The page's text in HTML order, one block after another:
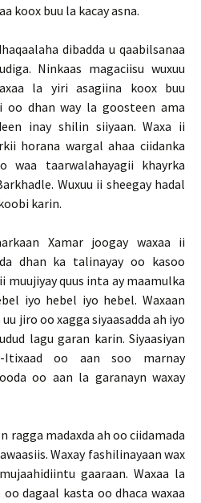
koox buu la kacay asna.
dibadda u qaabilsanaa
Ninkaas magaciisu wuxuu
la yiri asagiina koox buu
oo dhan way la goosteen ama
inay shilin siiyaan. Waxa ii
horana wargal ahaa ciidanka
waa taarwalahayagii khayrka
Wuxuu ii sheegay hadal
karin.
Xamar joogay waxaa ii
dhan ka talinayay oo kasoo
muujiyay quus inta ay maamulka
iyo hebel iyo hebel. Waxaan
jiro oo xagga siyaasadda ah iyo
lagu garan karin. Siyaasiyan
Itixaad oo aan soo marnay
oo aan la garanayn waxay
ragga madaxda ah oo ciidamada
Waxay fashilinayaan wax
gaaraan. Waxaa la
dagaal kasta oo dhaca waxaa